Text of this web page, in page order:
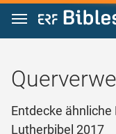
Zum Inhalt springen
Entdecke ähnliche
Lutherbibel 2017